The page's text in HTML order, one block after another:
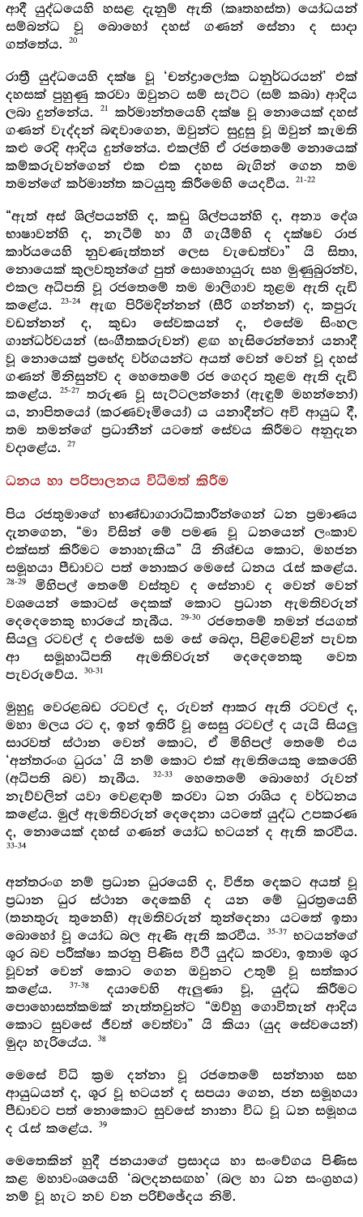
ආදී යුද්ධයෙහි හසළ දැනුම් ඇති (කෘතහස්ත) යෝධයන්
සම්බන්ධ වූ බොහෝ දහස් ගණන් සේනා ද සාදා
ගත්තේය.
20
රාත්‍රී යුද්ධයෙහි දක්ෂ වූ ‘චන්ද්‍රාලෝක ධනුර්ධරයන්’ එක්
දහසක් පුහුණු කරවා ඔවුනට සම් සැට්ට (සම් කබා) ආදිය
ලබා දුන්නේය.
21
කර්මාන්තයෙහි දක්ෂ වූ නොයෙක් දහස්
ගණන් වැද්දන් බඳවාගෙන, ඔවුන්ට සුදුසු වූ ඔවුන් කැමති
කළු රෙදි ආදිය දුන්නේය. එකල්හි ඒ රජතෙමේ නොයෙක්
කම්කරුවන්ගෙන් එක එක දහස බැගින් ගෙන තම
තමන්ගේ කර්මාන්ත කටයුතු කිරීමෙහි යෙදවීය.
21-22
“ඇත් අස් ශිල්පයන්හි ද, කඩු ශිල්පයන්හි ද, අන්‍ය දේශ
භාෂාවන්හි ද, නැටීම් හා ගී ගැයීම්හි ද දක්ෂව රාජ
කාර්යයෙහි නුවණැත්තන් ලෙස වැඩෙත්වා” යි සිතා,
නොයෙක් කුලවතුන්ගේ පුත් සොහොයුරු සහ මුණුබුරන්ව,
එකල අධිපති වූ රජතෙමේ තම මාලිගාව තුළම ඇති දැඩි
කළේය.
23-24
ඇඟ පිරිමදින්නන් (සීරි ගන්නන්) ද, කපුරු
වඩන්නන් ද, කුඩා සේවකයන් ද, එසේම සිංහල
ගාන්ධර්වයන් (සංගීතකරුවන්) ළඟ හැසිරෙන්නෝ යනාදී
වූ නොයෙක් ප්‍රභේද වර්ගයන්ට අයත් වෙන් වෙන් වූ දහස්
ගණන් මිනිසුන්ව ද හෙතෙමේ රජ ගෙදර තුළම ඇති දැඩි
කළේය.
25-27තරුණ වූ සැට්ටලන්නෝ (ඇඳුම් මහන්නෝ)
ය, නාපිතයෝ (කරණවෑමියෝ) ය යනාදීන්ට අවි ආයුධ දී,
තම තමන්ගේ ප්‍රධානීන් යටතේ සේවය කිරීමට අනුදැන
වදාළේය.
27
ධනය හා පරිපාලනය විධිමත් කිරීම
පිය රජතුමාගේ භාණ්ඩාගාරාධිකාරීන්ගෙන් ධන ප්‍රමාණය
දැනගෙන, “මා විසින් මේ පමණ වූ ධනයෙන් ලංකාව
එක්සත් කිරීමට නොහැකිය” යි නිශ්චය කොට, මහජන
සමූහයා පීඩාවට පත් නොකර මෙසේ ධනය රැස් කළේය.
28-29මිහිපල් තෙමේ වස්තුව ද සේනාව ද වෙන් වෙන්
වශයෙන් කොටස් දෙකක් කොට ප්‍රධාන ඇමතිවරුන්
දෙදෙනෙකු භාරයේ තැබීය.
29-30
රජතෙමේ තමන් ජයගත්
සියලු රටවල් ද එසේම සම සේ බෙදා, පිළිවෙළින් පැවත
ආ සමූහාධිපති ඇමතිවරුන් දෙදෙනෙකු වෙත
පැවරුවේය.
30-31
මුහුදු වෙරළබඩ රටවල් ද, රුවන් ආකර ඇති රටවල් ද,
මහා මලය රට ද, ඉන් ඉතිරි වූ සෙසු රටවල් ද යැයි සියලු
සාරවත් ස්ථාන වෙන් කොට, ඒ මිහිපල් තෙමේ එය
‘අන්තරංග ධුරය’ යි නම් කොට එක් ඇමතියෙකු කෙරෙහි
(අධිපති බව) තැබීය.
32-33හෙතෙමේ බොහෝ රුවන්
නැව්වලින් යවා වෙළඳාම් කරවා ධන රාශිය ද වර්ධනය
කළේය. මුල් ඇමතිවරුන් දෙදෙනා යටතේ යුද්ධ උපකරණ
ද, නොයෙක් දහස් ගණන් යෝධ භටයන් ද ඇති කරවීය.
33-34
අන්තරංග නම් ප්‍රධාන ධුරයෙහි ද, විජිත දෙකට අයත් වූ
ප්‍රධාන ධුර ස්ථාන දෙකෙහි ද යන මේ ධුරත්‍රයෙහි
(තනතුරු තුනෙහි) ඇමතිවරුන් තුන්දෙනා යටතේ ඉතා
බොහෝ වූ යෝධ බල ඇණි ඇති කරවීය.
35-37
භටයන්ගේ
ශූර බව පරීක්ෂා කරනු පිණිස වීථි යුද්ධ කරවා, ඉතාම ශූර
වූවන් වෙන් කොට ගෙන ඔවුනට උතුම් වූ සත්කාර
කළේය.
37-38
දයාවෙහි ඇලුණා වූ, යුද්ධ කිරීමට
පොහොසත්කමක් නැත්තවුන්ට “ඔව්හු ගොවිතැන් ආදිය
කොට සුවසේ ජීවත් වෙත්වා” යි කියා (යුද සේවයෙන්)
මුදා හැරියේය.
38
මෙසේ විධි ක්‍රම දන්නා වූ රජතෙමේ සන්නාහ සහ
ආයුධයන් ද, ශූර වූ භටයන් ද සපයා ගෙන, ජන සමූහයා
පීඩාවට පත් නොකොට සුවසේ නානා විධ වූ ධන සමූහය
ද රැස් කළේය.
39
මෙතෙකින් හුදී ජනයාගේ ප්‍රසාදය හා සංවේගය පිණිස
කළ මහාවංශයෙහි ‘බලදනසඟහ’ (බල හා ධන සංග්‍රහය)
නම් වූ හැට නව වන පරිච්ඡේදය නිමි.